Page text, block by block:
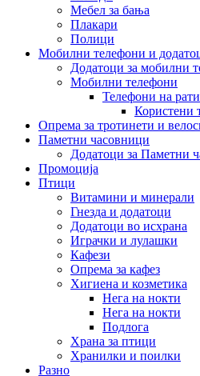
Мебел за бања
Плакари
Полици
Мобилни телефони и
Додатоци за мобилни
Мобилни телефони
Телефони на рати
Користени
Опрема за тротинети и
Паметни часовници
Додатоци за Паметни
Промоција
Птици
Витамини и минерали
Гнезда и додатоци
Додатоци во исхрана
Играчки и лулашки
Кафези
Опрема за кафез
Хигиена и козметика
Нега на нокти
Нега на нокти
Подлога
Храна за птици
Хранилки и поилки
Разно